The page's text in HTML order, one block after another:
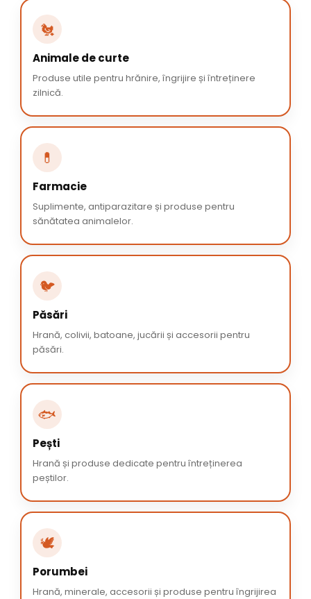
🐔
Animale de curte
Produse utile pentru hrănire, îngrijire și întreținere
zilnică.
💊
Farmacie
Suplimente, antiparazitare și produse pentru
sănătatea animalelor.
🐦
Păsări
Hrană, colivii, batoane, jucării și accesorii pentru
păsări.
🐟
Pești
Hrană și produse dedicate pentru întreținerea
peștilor.
🕊️
Porumbei
Hrană, minerale, accesorii și produse pentru îngrijirea